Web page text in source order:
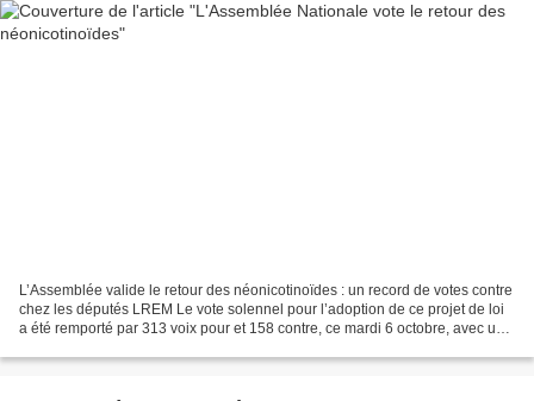
L’Assemblée valide le retour des néonicotinoïdes : un record de votes contre
chez les députés LREM Le vote solennel pour l’adoption de ce projet de loi
a été remporté par 313 voix pour et 158 contre, ce mardi 6 octobre, avec un